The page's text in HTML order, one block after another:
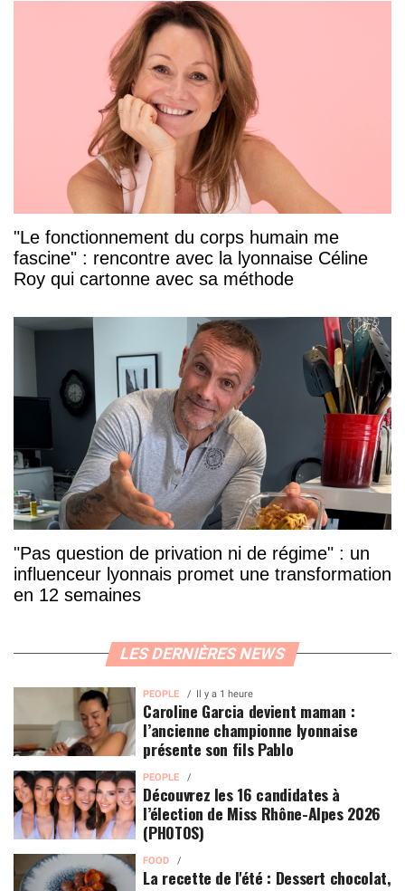
"Le fonctionnement du corps humain me
fascine" : rencontre avec la lyonnaise Céline
Roy qui cartonne avec sa méthode
"Pas question de privation ni de régime" : un
influenceur lyonnais promet une transformation
en 12 semaines
LES DERNIÈRES NEWS
PEOPLE Il y a 1 heure
Caroline Garcia devient maman :
l’ancienne championne lyonnaise
présente son fils Pablo
PEOPLE
Découvrez les 16 candidates à
l’élection de Miss Rhône-Alpes 2026
(PHOTOS)
FOOD
La recette de l'été : Dessert chocolat,